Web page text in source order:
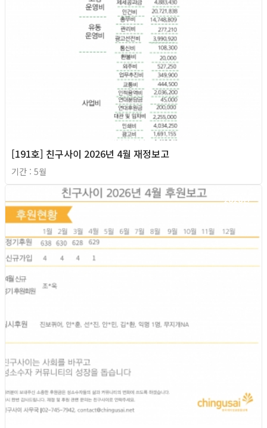
[191호] 친구사이 2026년 4월 재정보고
기간 : 5월
2026년